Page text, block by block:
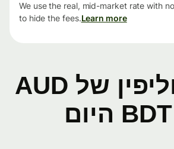
We use the real, mid-market rate with
to hide the fees.Learn more
שערי חליפין של AUD